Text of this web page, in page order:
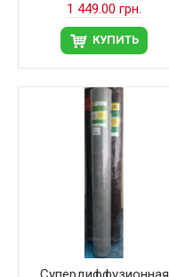
1 449.00 грн.
КУПИТЬ